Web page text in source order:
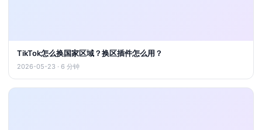
TikTok怎么换国家区域？换区插件怎么用？
2026-05-23 · 6 分钟